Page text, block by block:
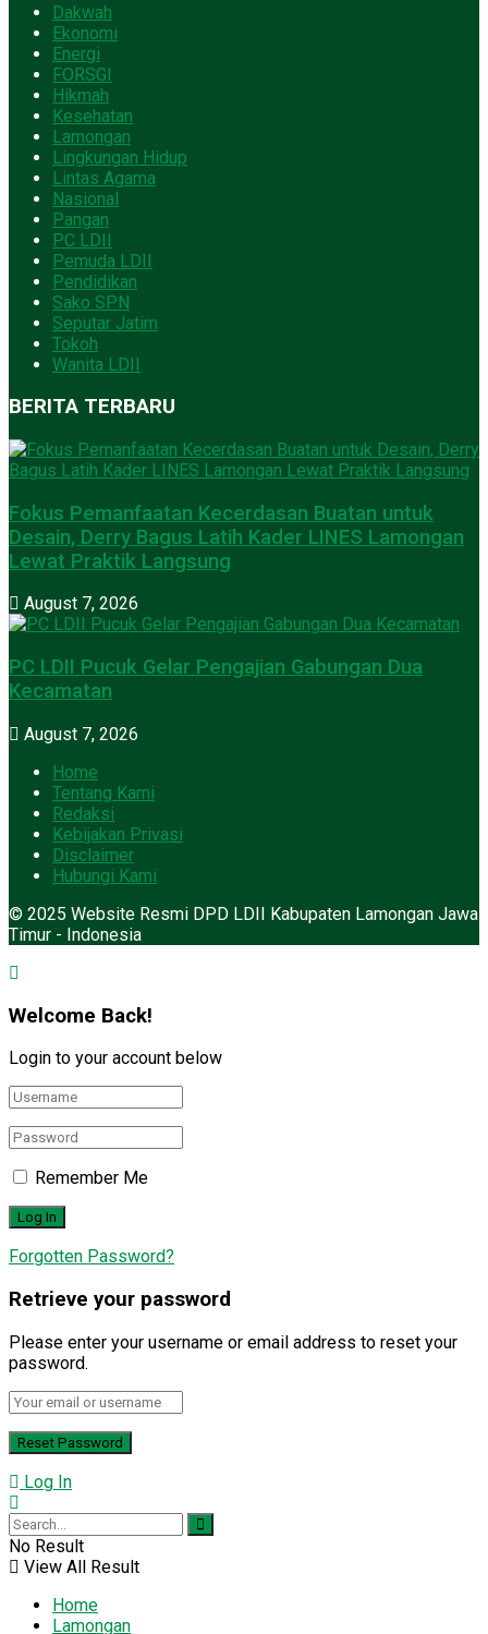
Dakwah
Ekonomi
Energi
FORSGI
Hikmah
Kesehatan
Lamongan
Lingkungan Hidup
Lintas Agama
Nasional
Pangan
PC LDII
Pemuda LDII
Pendidikan
Sako SPN
Seputar Jatim
Tokoh
Wanita LDII
BERITA TERBARU
Fokus Pemanfaatan Kecerdasan Buatan untuk
Desain, Derry Bagus Latih Kader LINES Lamongan
Lewat Praktik Langsung
August 7, 2026
PC LDII Pucuk Gelar Pengajian Gabungan Dua
Kecamatan
August 7, 2026
Home
Tentang Kami
Redaksi
Kebijakan Privasi
Disclaimer
Hubungi Kami
© 2025 Website Resmi DPD LDII Kabupaten Lamongan Jawa
Timur - Indonesia
Welcome Back!
Login to your account below
Remember Me
Forgotten Password?
Retrieve your password
Please enter your username or email address to reset your
password.
Log In
No Result
View All Result
Home
Lamongan